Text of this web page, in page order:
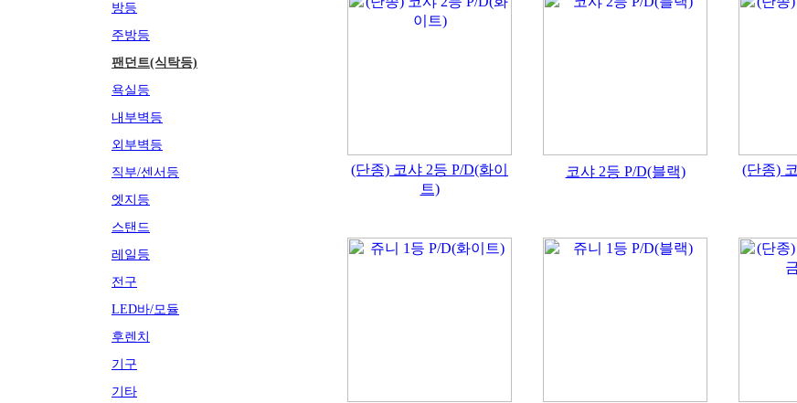
방등
주방등
팬던트(식탁등)
욕실등
내부벽등
외부벽등
직부/센서등
엣지등
스탠드
레일등
전구
LED바/모듈
후렌치
기구
기타
(단종) 코샤 2등 P/D(화이
트)
코샤 2등 P/D(블랙)
(단종)